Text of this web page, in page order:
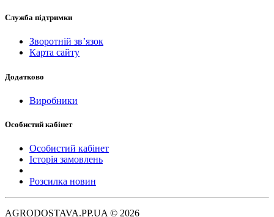
Служба підтримки
Зворотній зв’язок
Карта сайту
Додатково
Виробники
Особистий кабінет
Особистий кабінет
Історія замовлень
Розсилка новин
AGRODOSTAVA.PP.UA © 2026